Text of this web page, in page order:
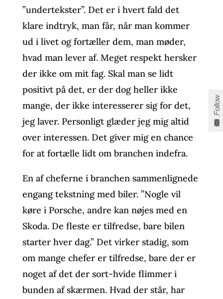
”undertekster”. Det er i hvert fald det
klare indtryk, man får, når man kommer
ud i livet og fortæller dem, man møder,
hvad man lever af. Meget respekt hersker
der ikke om mit fag. Skal man se lidt
positivt på det, er der dog heller ikke
mange, der ikke interesserer sig for det,
jeg laver. Personligt glæder jeg mig altid
over interessen. Det giver mig en chance
for at fortælle lidt om branchen indefra.
En af cheferne i branchen sammenlignede
engang tekstning med biler. ”Nogle vil
køre i Porsche, andre kan nøjes med en
Skoda. De fleste er tilfredse, bare bilen
starter hver dag.” Det virker stadig, som
om mange chefer er tilfredse, bare der er
noget af det der sort-hvide flimmer i
bunden af skærmen. Hvad der står, har
Follow